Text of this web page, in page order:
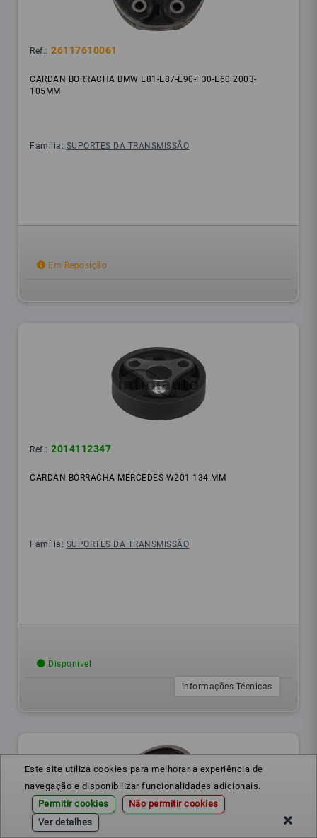
Este site utiliza cookies para melhorar a experiência de
navegação e disponibilizar funcionalidades adicionais.
Permitir cookies
Não permitir cookies
Ver detalhes
Ref.: 26117610061
CARDAN BORRACHA BMW E81-E87-E90-F30-E60 2003-
105MM
Família: SUPORTES DA TRANSMISSÃO
Em Reposição
Ref.: 2014112347
CARDAN BORRACHA MERCEDES W201 134 MM
Família: SUPORTES DA TRANSMISSÃO
Disponível
Informações Técnicas